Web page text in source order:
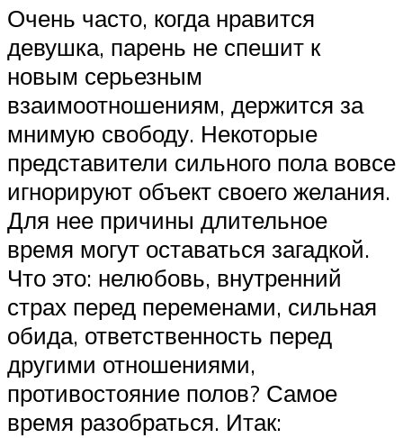
Очень часто, когда нравится
девушка, парень не спешит к
новым серьезным
взаимоотношениям, держится за
мнимую свободу. Некоторые
представители сильного пола вовсе
игнорируют объект своего желания.
Для нее причины длительное
время могут оставаться загадкой.
Что это: нелюбовь, внутренний
страх перед переменами, сильная
обида, ответственность перед
другими отношениями,
противостояние полов? Самое
время разобраться. Итак: